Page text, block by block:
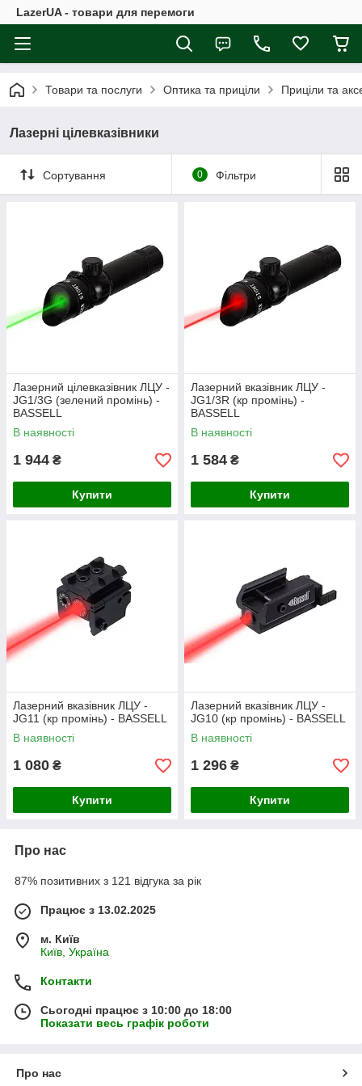
LazerUA - товари для перемоги
Товари та послуги Оптика та приціли Приціли та
Лазерні цілевказівники
Сортування 0 Фільтри
Лазерний цілевказівник ЛЦУ -
JG1/3G (зелений промінь) -
BASSELL
В наявності
1 944 ₴
Купити
Лазерний вказівник ЛЦУ -
JG1/3R (кр промінь) -
BASSELL
В наявності
1 584 ₴
Купити
Лазерний вказівник ЛЦУ -
JG11 (кр промінь) - BASSELL
В наявності
1 080 ₴
Купити
Лазерний вказівник ЛЦУ -
JG10 (кр промінь) - BASSELL
В наявності
1 296 ₴
Купити
Про нас
87% позитивних з 121 відгука за рік
Працює з 13.02.2025
м. Київ
Київ, Україна
Контакти
Сьогодні працює з 10:00 до 18:00
Показати весь графік роботи
Про нас